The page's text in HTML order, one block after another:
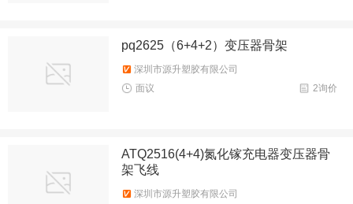
pq2625（6+4+2）变压器骨架
深圳市源升塑胶有限公司
2询价
面议
ATQ2516(4+4)氮化镓充电器变压器骨
架飞线
深圳市源升塑胶有限公司